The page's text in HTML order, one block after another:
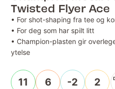
Twisted Flyer Ace
• For shot-shaping fra tee og
• For deg som har spilt litt
• Champion-plasten gir
ytelse
11 6 -2 2